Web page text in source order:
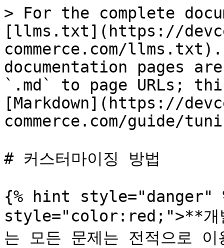
> For the complete
[llms.txt](https://
commerce.com/
documentation pages
`.md` to page URLs;
[Markdown](https://
commerce.com/guide/
# 커스터마이징 방법
{% hint style="danger"
style="color:red;">**개발
는 모든 문제는 전적으로